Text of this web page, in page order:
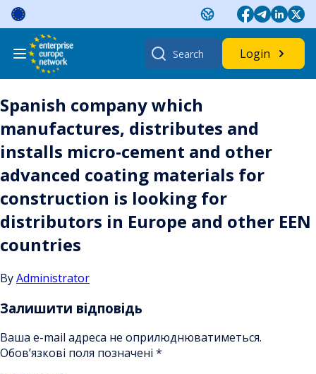
Skip
content
Search
for:
Login
Spanish company which
manufactures, distributes and
installs micro-cement and other
advanced coating materials for
construction is looking for
distributors in Europe and other EEN
countries
ByAdministrator
Залишити відповідь
Ваша e-mail адреса не оприлюднюватиметься.
Обов’язкові поля позначені *